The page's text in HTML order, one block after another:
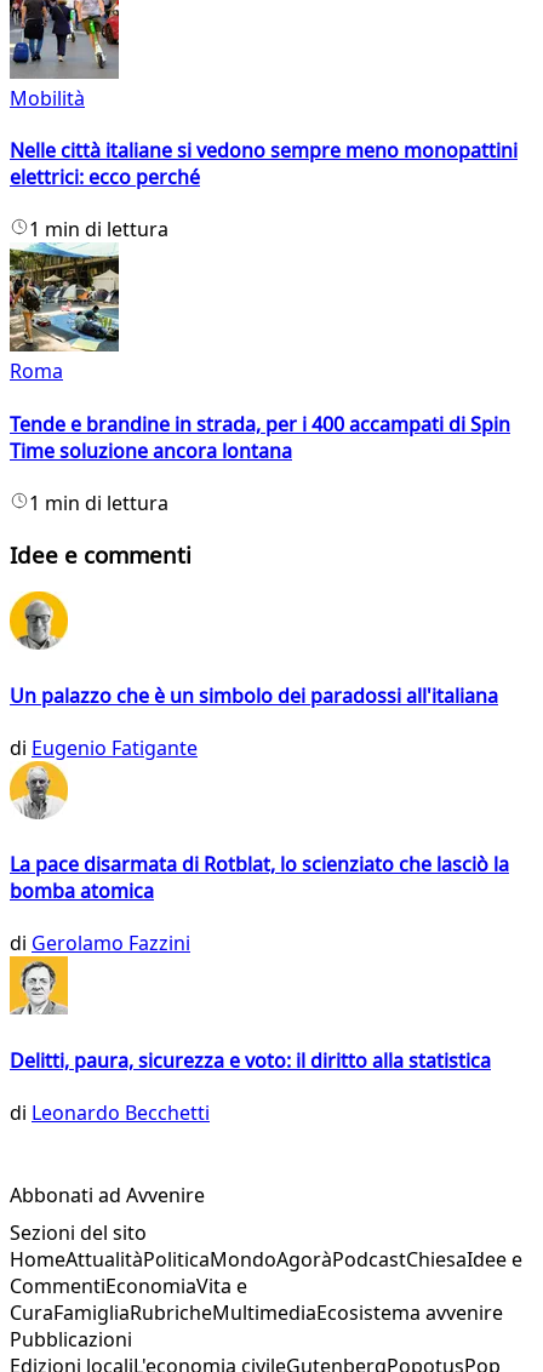
Mobilità
Nelle città italiane si vedono sempre meno monopattini
elettrici: ecco perché
1 min di lettura
Roma
Tende e brandine in strada, per i 400 accampati di Spin
Time soluzione ancora lontana
1 min di lettura
Idee e commenti
Un palazzo che è un simbolo dei paradossi all'italiana
di Eugenio Fatigante
La pace disarmata di Rotblat, lo scienziato che lasciò la
bomba atomica
di Gerolamo Fazzini
Delitti, paura, sicurezza e voto: il diritto alla statistica
di Leonardo Becchetti
Abbonati ad Avvenire
Sezioni del sito
HomeAttualitàPoliticaMondoAgoràPodcastChiesaIdee e
CommentiEconomiaVita e
CuraFamigliaRubricheMultimediaEcosistema avvenire
Pubblicazioni
Edizioni localiL'economia civileGutenbergPopotusPop